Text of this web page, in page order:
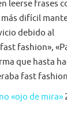
leerse frases
más difícil
debido al
fashion»,
que hasta
fast
«ojo de mira»